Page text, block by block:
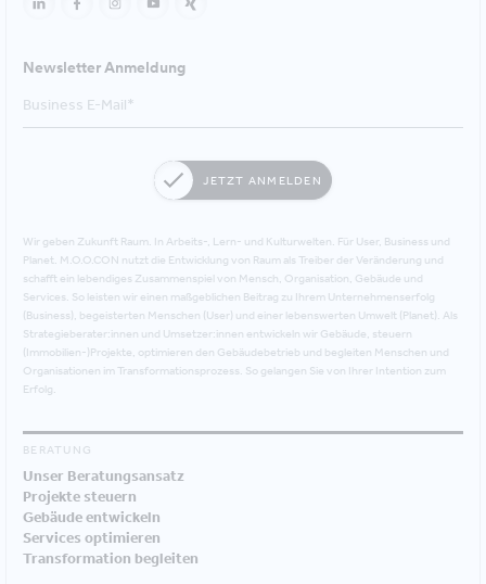
Newsletter Anmeldung
JETZT ANMELDEN
Wir geben Zukunft Raum. In Arbeits-, Lern- und Kulturwelten. Für User, Business und
Planet. M.O.O.CON nutzt die Entwicklung von Raum als Treiber der Veränderung und
schafft ein lebendiges Zusammenspiel von Mensch, Organisation, Gebäude und
Services. So leisten wir einen maßgeblichen Beitrag zu Ihrem Unternehmenserfolg
(Business), begeisterten Menschen (User) und einer lebenswerten Umwelt (Planet). Als
Strategieberater:innen und Umsetzer:innen entwickeln wir Gebäude, steuern
(Immobilien-)Projekte, optimieren den Gebäudebetrieb und begleiten Menschen und
Organisationen im Transformationsprozess. So gelangen Sie von Ihrer Intention zum
Erfolg.
BERATUNG
Unser Beratungsansatz
Projekte steuern
Gebäude entwickeln
Services optimieren
Transformation begleiten